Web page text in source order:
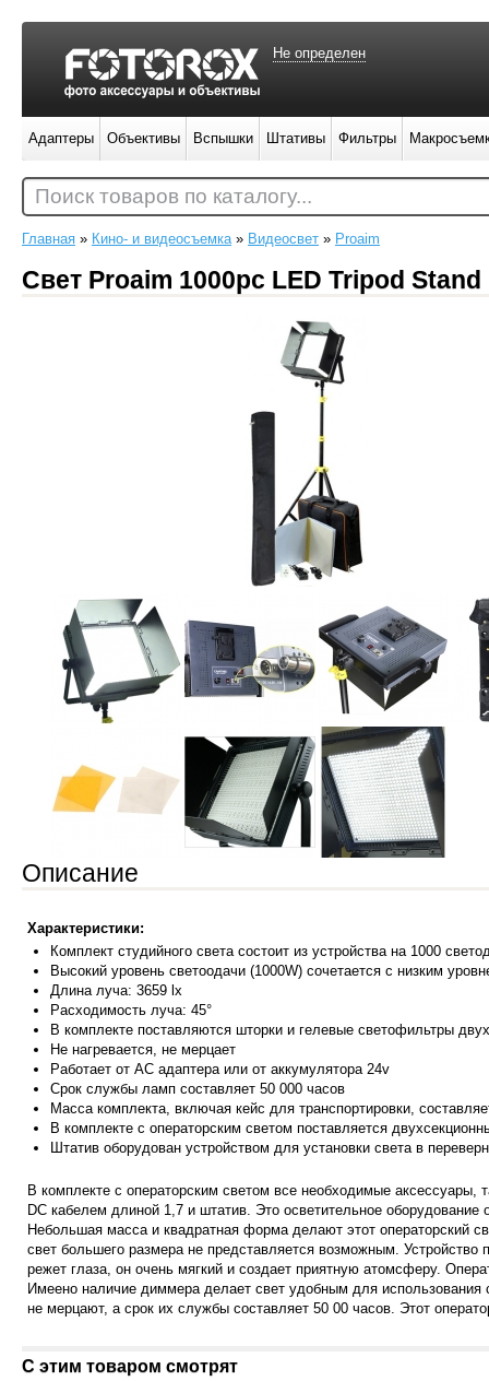
Главная » Кино- и видеосъемка» Видеосвет » Proaim
Свет Proaim 1000pc LED Tripod Stand
Описание
Характеристики:
Комплект студийного света состоит из устройства на 1000
Высокий уровень светоодачи (1000W) сочетается с низким
Длина луча: 3659 lx
Расходимость луча: 45°
В комплекте поставляются шторки и гелевые светофильтры
Не нагревается, не мерцает
Работает от АС адаптера или от аккумулятора 24v
Срок службы ламп составляет 50 000 часов
Масса комплекта, включая кейс для транспортировки,
В комплекте с операторским светом поставляется
Штатив оборудован устройством для установки света в
В комплекте с операторским светом все необходимые
DC кабелем длиной 1,7 и штатив. Это осветительное
Небольшая масса и квадратная форма делают этот операторский
свет большего размера не представляется возможным.
режет глаза, он очень мягкий и создает приятную атомсферу.
Имеено наличие диммера делает свет удобным для
не мерцают, а срок их службы составляет 50 00 часов. Этот
С этим товаром смотрят
Не определен
Адаптеры Объективы Вспышки Штативы Фильтры
Поиск товаров по каталогу...